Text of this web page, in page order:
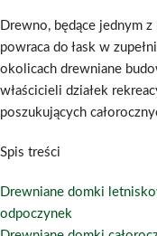
Drewno, będące jednym
powraca do łask w
okolicach drewniane
właścicieli działek
poszukujących
Spis treści
Drewniane domki
odpoczynek